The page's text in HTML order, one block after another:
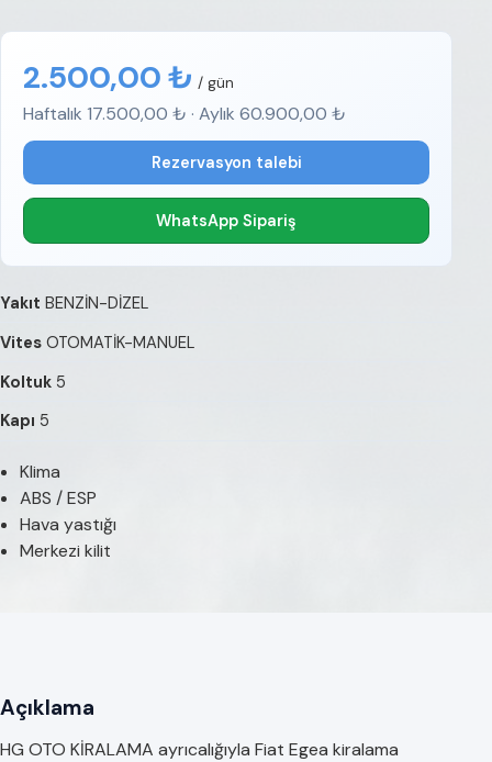
2.500,00 ₺ / gün
Haftalık 17.500,00 ₺ · Aylık 60.900,00 ₺
Rezervasyon talebi
WhatsApp Sipariş
Yakıt BENZİN-DİZEL
Vites OTOMATİK-MANUEL
Koltuk 5
Kapı 5
Klima
ABS / ESP
Hava yastığı
Merkezi kilit
Açıklama
HG OTO KİRALAMA ayrıcalığıyla Fiat Egea kiralama